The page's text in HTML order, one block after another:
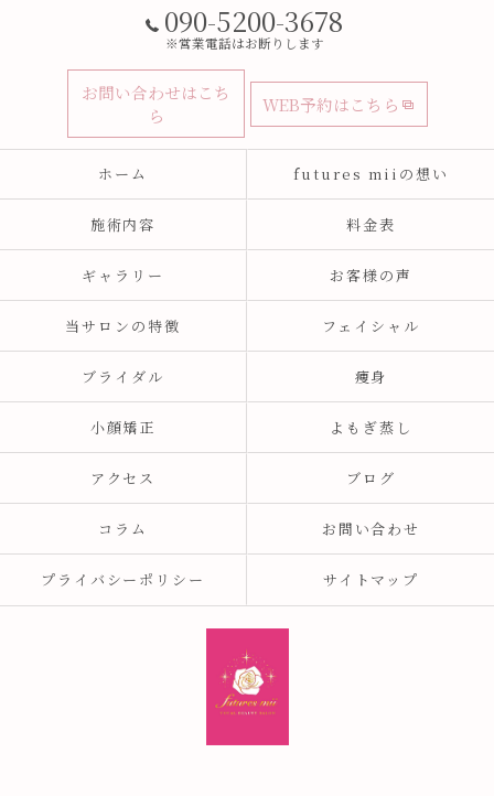
090-5200-3678
※営業電話はお断りします
お問い合わせはこち
ら
WEB予約はこちら
ホーム futures miiの想い
施術内容 料金表
ギャラリー お客様の声
当サロンの特徴 フェイシャル
ブライダル 痩身
小顔矯正 よもぎ蒸し
アクセス ブログ
コラム お問い合わせ
プライバシーポリシー サイトマップ